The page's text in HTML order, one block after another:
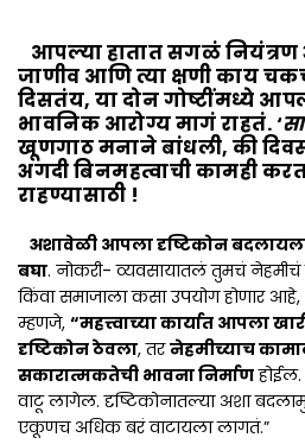
आपल्या हातात सगळं नियंत्रण
जाणीव आणि त्या क्षणी काय
दिसतंय, या दोन गोष्टींमध्ये
भावनिक आरोग्य मागं राहतं. ‘
खूणगाठ मनाने बांधली, की
अगदी बिनमहत्वाची कामही
राहण्यासाठी !
अशावेळी आपला दृष्टिकोन
बघा. नोकरी- व्यवसायातलं तुमचं नेहमीचं
किंवा समाजाला कसा उपयोग होणार आहे,
म्हणजे, “महत्त्वाच्या कार्यात आपला
दृष्टिकोन ठेवला, तरनेहमीच्याच
सकारात्मकतेची भावना निर्माण
वाटू लागेल. दृष्टिकोनातल्या अशा
एकूणच अधिक बरं वाटायला लागतं.”